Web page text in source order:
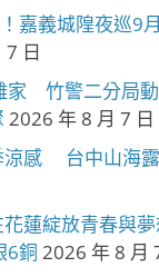
嘉義城隍夜巡9
7 日
家 竹警二分局
2026 年 8 月 7 日
涼感 台中山海
蓮綻放青春與
6銅 2026 年 8 月